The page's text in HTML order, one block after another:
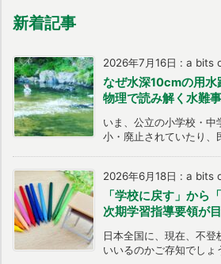
新着記事
2026年7月16日 : a bits
なぜ水深10cmの用
物理で読み解く水難
いま、公立の小学校・
小・廃止されていたり、
2026年6月18日 : a bits
「学校に戻す」か
次期学習指導要領が
日本全国に、現在、不登
いいるのかご存知でしょ